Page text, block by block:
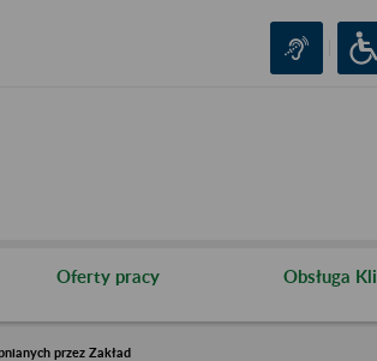
Oferty pracy Obsługa
przez Zakład